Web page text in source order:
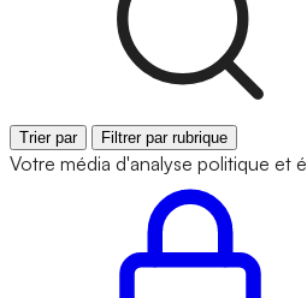
Trier par Filtrer par rubrique
Votre média d'analyse politique et